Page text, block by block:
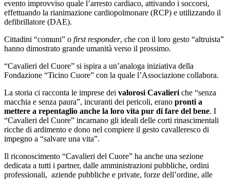
evento improvviso quale l’arresto cardiaco, attivando i soccorsi,
effettuando la rianimazione cardiopolmonare (RCP) e utilizzando il
defibrillatore (DAE).
Cittadini “comuni” o first responder, che con il loro gesto “altruista”
hanno dimostrato grande umanità verso il prossimo.
“Cavalieri del Cuore” si ispira a un’analoga iniziativa della
Fondazione “Ticino Cuore” con la quale l’Associazione collabora.
La storia ci racconta le imprese dei valorosi Cavalieri che “senza
macchia e senza paura”, incuranti dei pericoli, erano pronti a
mettere a repentaglio anche la loro vita pur di fare del bene. I
“Cavalieri del Cuore” incarnano gli ideali delle corti rinascimentali
ricche di ardimento e dono nel compiere il gesto cavalleresco di
impegno a “salvare una vita”.
Il riconoscimento “Cavalieri del Cuore” ha anche una sezione
dedicata a tutti i partner, dalle amministrazioni pubbliche, ordini
professionali, aziende pubbliche e private, forze dell’ordine, alle